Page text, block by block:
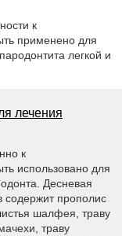
к
применено для
легкой и
лечения
к
использовано для
Десневая
содержит прополис
шалфея, траву
траву